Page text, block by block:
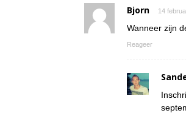
Bjorn 14
Wanneer zijn
Reageer